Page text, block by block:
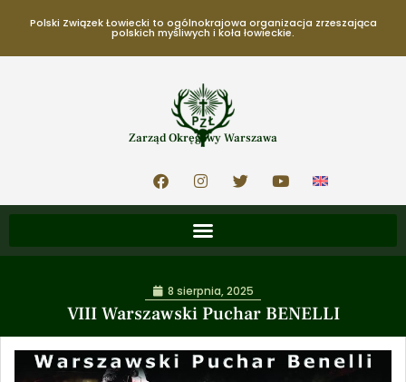
Polski Związek Łowiecki to ogólnokrajowa organizacja zrzeszająca
polskich myśliwych i koła łowieckie.
Zarząd Okręgowy Warszawa
VIII Warszawski Puchar BENELLI
8 sierpnia, 2025